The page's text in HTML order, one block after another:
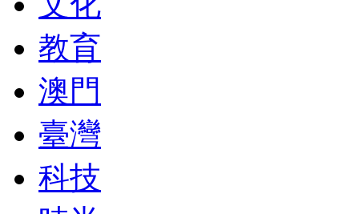
教育
澳門
臺灣
科技